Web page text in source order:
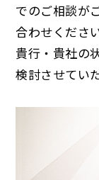
でのご相談が
合わせください
貴行・貴社の
検討させてい